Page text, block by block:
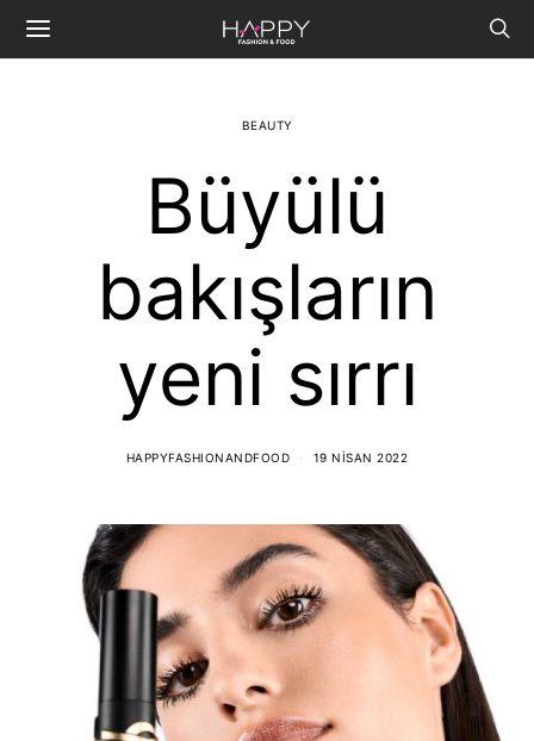
BEAUTY
Büyülü
bakışların
yeni sırrı
HAPPYFASHIONANDFOOD 19 NISAN 2022